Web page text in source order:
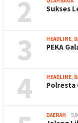
2 Sukses
3 HEADLINE
PEKA
4 HEADLINE
Polresta
DAERAH